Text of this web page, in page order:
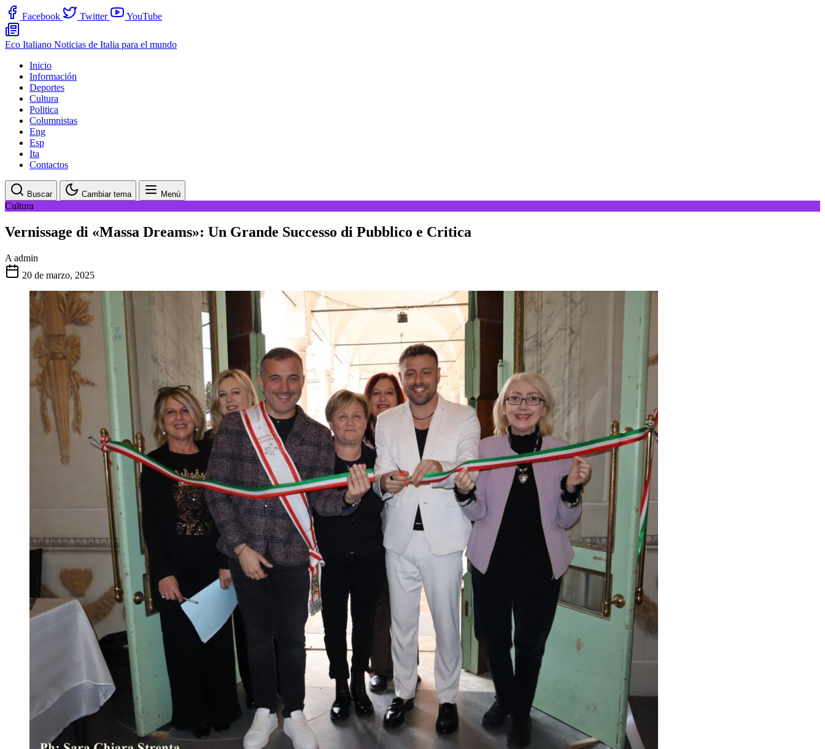
Facebook Twitter YouTube
Eco Italiano Noticias de Italia para el mundo
Inicio
Información
Deportes
Cultura
Politica
Columnistas
Eng
Esp
Ita
Contactos
Buscar Cambiar tema Menú
Cultura
Vernissage di «Massa Dreams»: Un Grande Successo di Pubblico e Critica
A admin
20 de marzo, 2025